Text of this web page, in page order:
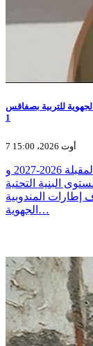
للتربية بصفاقس
1
7 أوت 2026، 15:00
في إطار الإستعداد للمرور للسنة الدراسية المقبلة 2026-2027 و
البنية التحتية
إطارات المندوبية
الجهوية…